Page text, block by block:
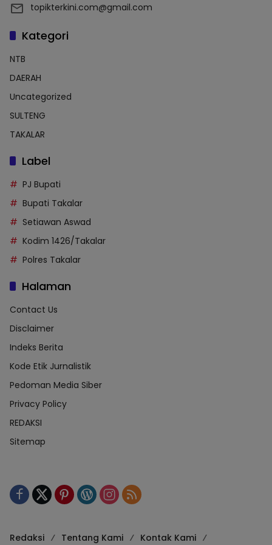
topikterkini.com@gmail.com
Kategori
NTB
DAERAH
Uncategorized
SULTENG
TAKALAR
Label
PJ Bupati
Bupati Takalar
Setiawan Aswad
Kodim 1426/Takalar
Polres Takalar
Halaman
Contact Us
Disclaimer
Indeks Berita
Kode Etik Jurnalistik
Pedoman Media Siber
Privacy Policy
REDAKSI
Sitemap
Redaksi Tentang Kami Kontak Kami